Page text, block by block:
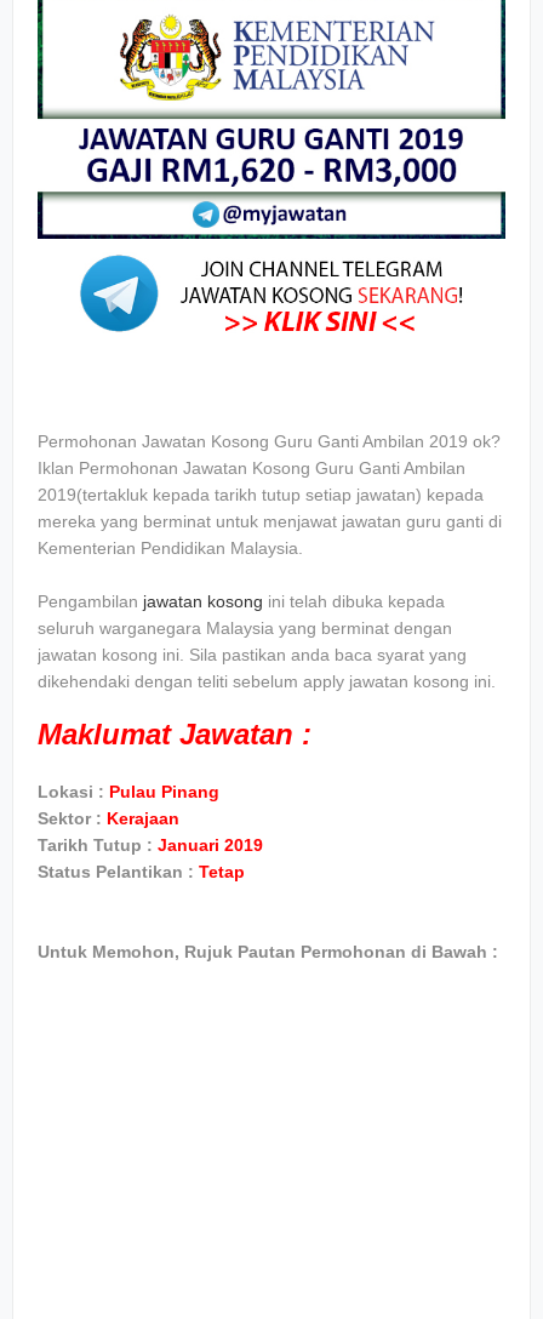
Permohonan Jawatan Kosong Guru Ganti Ambilan 2019 ok?
Iklan Permohonan Jawatan Kosong Guru Ganti Ambilan
2019(tertakluk kepada tarikh tutup setiap jawatan) kepada
mereka yang berminat untuk menjawat jawatan guru ganti di
Kementerian Pendidikan Malaysia.
Pengambilan jawatan kosong ini telah dibuka kepada
seluruh warganegara Malaysia yang berminat dengan
jawatan kosong ini. Sila pastikan anda baca syarat yang
dikehendaki dengan teliti sebelum apply jawatan kosong ini.
Maklumat Jawatan :
Lokasi : Pulau Pinang
Sektor : Kerajaan
Tarikh Tutup : Januari 2019
Status Pelantikan : Tetap
Untuk Memohon, Rujuk Pautan Permohonan di Bawah :